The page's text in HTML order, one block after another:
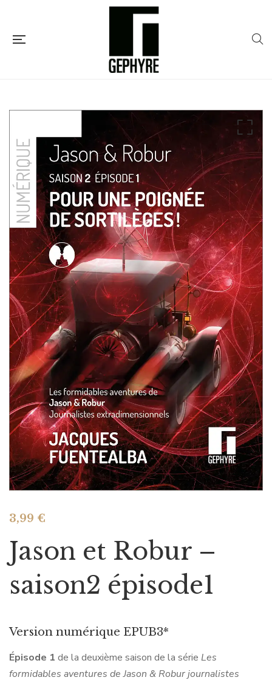
3,99 €
Jason et Robur –
saison2 épisode1
Version numérique EPUB3*
Épisode 1 de la deuxième saison de la série Les
formidables aventures de Jason & Robur journalistes